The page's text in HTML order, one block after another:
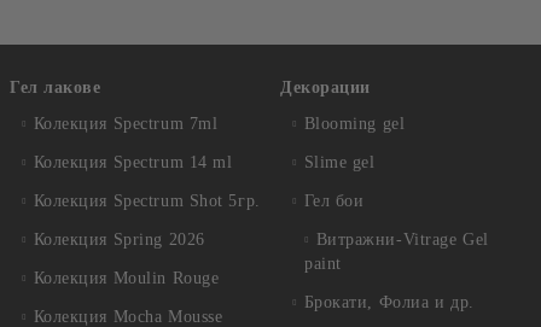
Гел лакове
Колекция Spectrum 7ml
Колекция Spectrum 14 ml
Колекция Spectrum Shot 5гр.
Колекция Spring 2026
Колекция Moulin Rouge
Колекция Mocha Mousse
Декорации
Blooming gel
Slime gel
Гел бои
Витражни-Vitrage Gel
paint
Брокати, Фолиа и др.